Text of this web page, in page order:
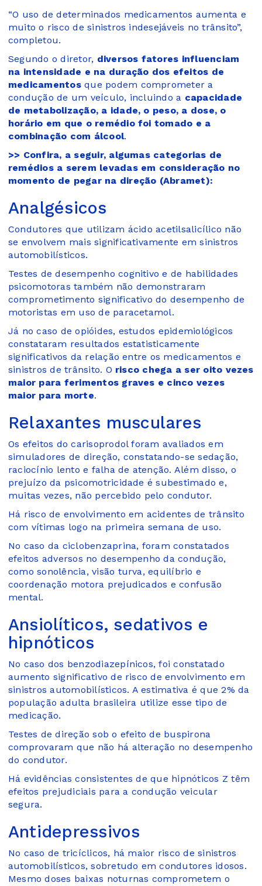
“O uso de determinados medicamentos aumenta e
muito o risco de sinistros indesejáveis no trânsito”,
completou.
Segundo o diretor, diversos fatores influenciam
na intensidade e na duração dos efeitos de
medicamentosque podem comprometer a
condução de um veículo, incluindo a capacidade
de metabolização, a idade, o peso, a dose, o
horário em que o remédio foi tomado e a
combinação com álcool.
>> Confira, a seguir, algumas categorias de
remédios a serem levadas em consideração no
momento de pegar na direção (Abramet):
Analgésicos
Condutores que utilizam ácido acetilsalicílico não
se envolvem mais significativamente em sinistros
automobilísticos.
Testes de desempenho cognitivo e de habilidades
psicomotoras também não demonstraram
comprometimento significativo do desempenho de
motoristas em uso de paracetamol.
Já no caso de opióides, estudos epidemiológicos
constataram resultados estatisticamente
significativos da relação entre os medicamentos e
sinistros de trânsito. O risco chega a ser oito vezes
maior para ferimentos graves e cinco vezes
maior para morte.
Relaxantes musculares
Os efeitos do carisoprodol foram avaliados em
simuladores de direção, constatando-se sedação,
raciocínio lento e falha de atenção. Além disso, o
prejuízo da psicomotricidade é subestimado e,
muitas vezes, não percebido pelo condutor.
Há risco de envolvimento em acidentes de trânsito
com vítimas logo na primeira semana de uso.
No caso da ciclobenzaprina, foram constatados
efeitos adversos no desempenho da condução,
como sonolência, visão turva, equilíbrio e
coordenação motora prejudicados e confusão
mental.
Ansiolíticos, sedativos e
hipnóticos
No caso dos benzodiazepínicos, foi constatado
aumento significativo de risco de envolvimento em
sinistros automobilísticos. A estimativa é que 2% da
população adulta brasileira utilize esse tipo de
medicação.
Testes de direção sob o efeito de buspirona
comprovaram que não há alteração no desempenho
do condutor.
Há evidências consistentes de que hipnóticos Z têm
efeitos prejudiciais para a condução veicular
segura.
Antidepressivos
No caso de tricíclicos, há maior risco de sinistros
automobilísticos, sobretudo em condutores idosos.
Mesmo doses baixas noturnas comprometem o